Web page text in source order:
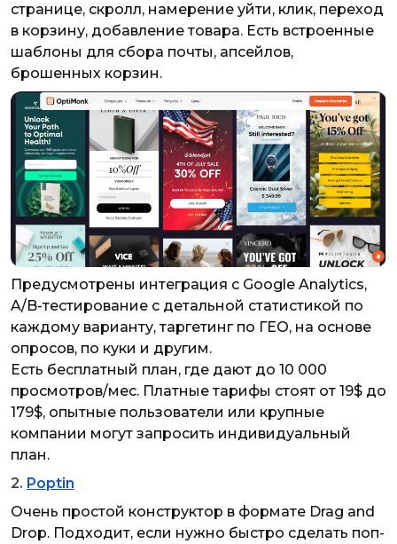
странице, скролл, намерение уйти, клик, переход
в корзину, добавление товара. Есть встроенные
шаблоны для сбора почты, апсейлов,
брошенных корзин.
Предусмотрены интеграция с Google Analytics,
A/B-тестирование с детальной статистикой по
каждому варианту, таргетинг по ГЕО, на основе
опросов, по куки и другим.
Есть бесплатный план, где дают до 10 000
просмотров/мес. Платные тарифы стоят от 19$ до
179$, опытные пользователи или крупные
компании могут запросить индивидуальный
план.
2. Poptin
Очень простой конструктор в формате Drag and
Drop. Подходит, если нужно быстро сделать поп-